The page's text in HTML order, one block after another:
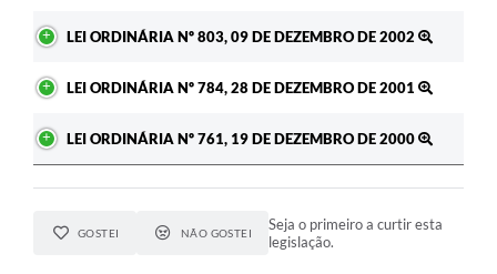
LEI ORDINÁRIA Nº 803, 09 DE DEZEMBRO DE 2002
LEI ORDINÁRIA Nº 784, 28 DE DEZEMBRO DE 2001
LEI ORDINÁRIA Nº 761, 19 DE DEZEMBRO DE 2000
GOSTEI NÃO GOSTEI
Seja o primeiro a curtir esta
legislação.